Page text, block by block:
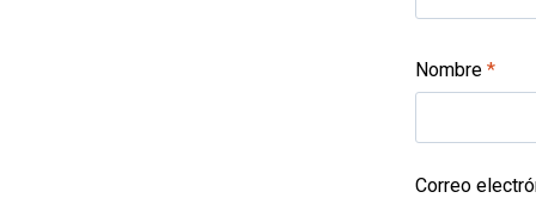
Nombre *
Correo